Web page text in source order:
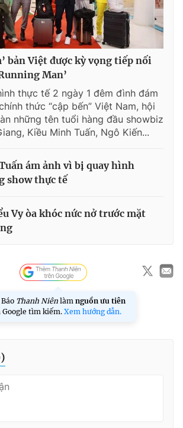
bản Việt được kỳ vọng tiếp nối
Man’
thực tế 2 ngày 1 đêm đình đám
thức “cập bến” Việt Nam, hội
những tên tuổi hàng đầu showbiz
Kiều Minh Tuấn, Ngô Kiến...
ám ảnh vì bị quay hình
show thực tế
Vy òa khóc nức nở trước mặt
Thanh Niên làm nguồn ưu tiên
tìm kiếm. Xem hướng dẫn.
)